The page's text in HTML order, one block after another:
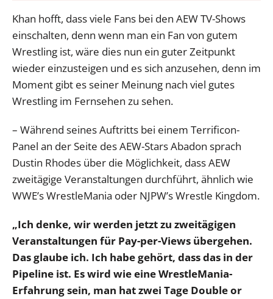
Khan hofft, dass viele Fans bei den AEW TV-Shows
einschalten, denn wenn man ein Fan von gutem
Wrestling ist, wäre dies nun ein guter Zeitpunkt
wieder einzusteigen und es sich anzusehen, denn im
Moment gibt es seiner Meinung nach viel gutes
Wrestling im Fernsehen zu sehen.
– Während seines Auftritts bei einem Terrificon-
Panel an der Seite des AEW-Stars Abadon sprach
Dustin Rhodes über die Möglichkeit, dass AEW
zweitägige Veranstaltungen durchführt, ähnlich wie
WWE’s WrestleMania oder NJPW’s Wrestle Kingdom.
„Ich denke, wir werden jetzt zu zweitägigen
Veranstaltungen für Pay-per-Views übergehen.
Das glaube ich. Ich habe gehört, dass das in der
Pipeline ist. Es wird wie eine WrestleMania-
Erfahrung sein, man hat zwei Tage Double or